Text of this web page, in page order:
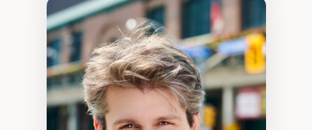
Expertises
Travail social, action et justice sociale
Fondements de l’intervention et des
nouvelles pratiques en travail social et en
éducation inclusive
Minorités linguistiques, offre active et
francophonie plurielle en contexte
linguistique minoritaire
Études critiques sur le handicap, la
neurodiversité, l'agentivité et les injustices